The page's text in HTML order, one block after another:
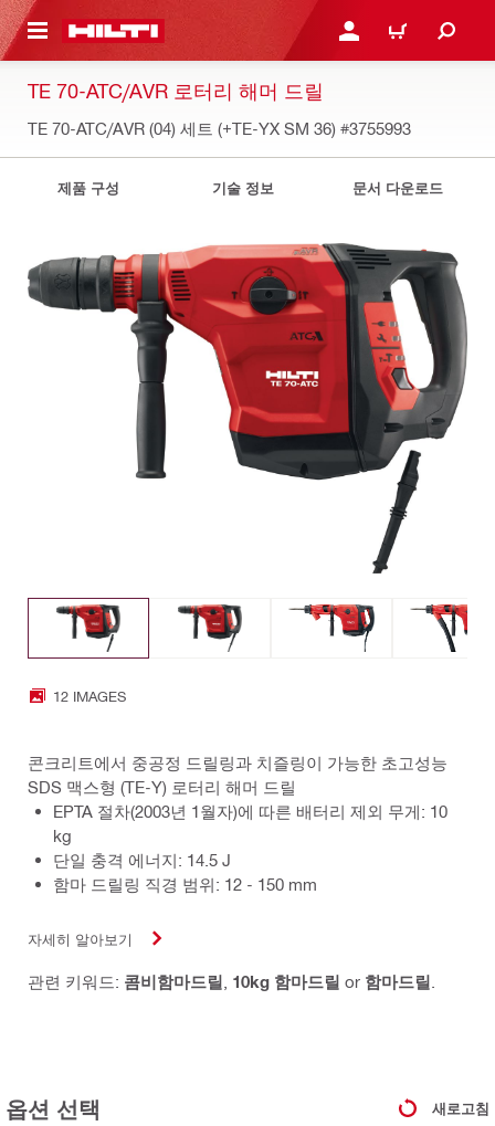
으로 건너뛰기 로그인 또는 회원가입
장바구니
TE 70-ATC/AVR 로터리 해머 드릴
TE 70-ATC/AVR (04) 세트 (+TE-YX SM 36) #3755993
제품 구성 기술 정보 문서 다운로드
12 IMAGES
콘크리트에서 중공정 드릴링과 치즐링이 가능한 초고성능
SDS 맥스형 (TE-Y) 로터리 해머 드릴
EPTA 절차(2003년 1월자)에 따른 배터리 제외 무게: 10
kg
단일 충격 에너지: 14.5 J
함마 드릴링 직경 범위: 12 - 150 mm
자세히 알아보기
관련 키워드: 콤비함마드릴 10kg 함마드릴 or 함마드릴
옵션 선택 새로고침